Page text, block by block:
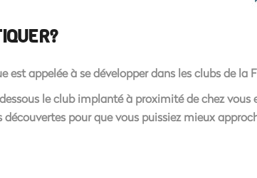
est appelée à se développer dans les clubs de
le club implanté à proximité de chez
découvertes pour que vous puissiez mieux